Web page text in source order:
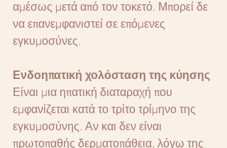
αμέσως μετά από τον τοκετό. Μπορεί δε
να επανεμφανιστεί σε επόμενες
εγκυμοσύνες.
Ενδοηπατική χολόσταση της κύησης
Είναι μια ηπατική διαταραχή που
εμφανίζεται κατά το τρίτο τρίμηνο της
εγκυμοσύνης. Αν και δεν είναι
πρωτοπαθής δερματοπάθεια, λόγω της